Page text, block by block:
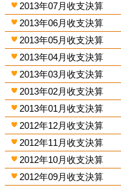
2013年07月收支決算
2013年06月收支決算
2013年05月收支決算
2013年04月收支決算
2013年03月收支決算
2013年02月收支決算
2013年01月收支決算
2012年12月收支決算
2012年11月收支決算
2012年10月收支決算
2012年09月收支決算